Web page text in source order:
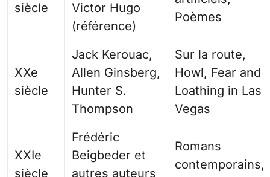
siècle
Victor Hugo
(référence)
Poèmes
XXe
siècle
Jack Kerouac,
Allen Ginsberg,
Hunter S.
Thompson
Sur la route,
Howl, Fear and
Loathing in Las
Vegas
XXIe
siècle
Frédéric
Beigbeder et
autres auteurs
Romans
contemporains,